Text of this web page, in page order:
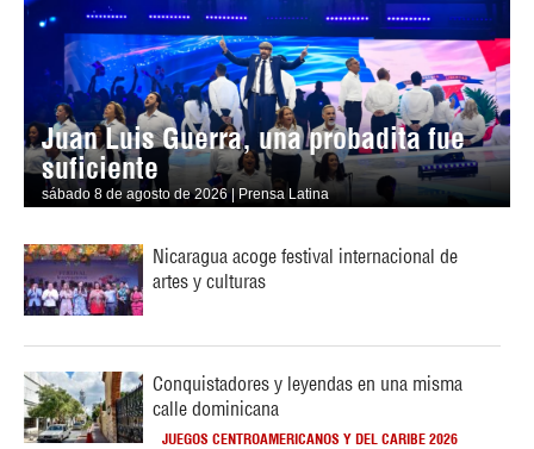
Juan Luis Guerra, una probadita fue
suficiente
sábado 8 de agosto de 2026 | Prensa Latina
Nicaragua acoge festival internacional de
artes y culturas
Conquistadores y leyendas en una misma
calle dominicana
JUEGOS CENTROAMERICANOS Y DEL CARIBE 2026